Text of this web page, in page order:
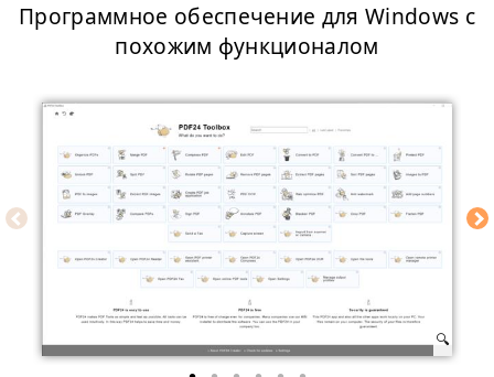
Программное обеспечение для Windows с
похожим функционалом